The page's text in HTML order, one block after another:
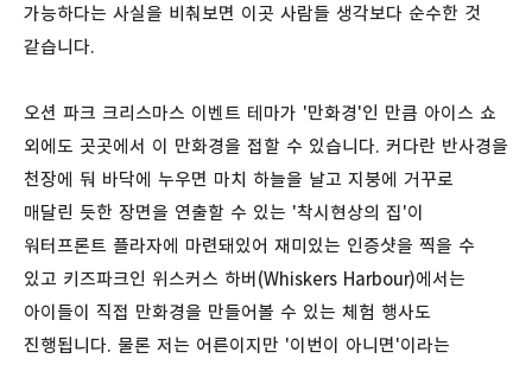
가능하다는 사실을 비춰보면 이곳 사람들 생각보다 순수한 것
같습니다.
오션 파크 크리스마스 이벤트 테마가 '만화경'인 만큼 아이스 쇼
외에도 곳곳에서 이 만화경을 접할 수 있습니다. 커다란 반사경을
천장에 둬 바닥에 누우면 마치 하늘을 날고 지붕에 거꾸로
매달린 듯한 장면을 연출할 수 있는 '착시현상의 집'이
워터프론트 플라자에 마련돼있어 재미있는 인증샷을 찍을 수
있고 키즈파크인 위스커스 하버(Whiskers Harbour)에서는
아이들이 직접 만화경을 만들어볼 수 있는 체험 행사도
진행됩니다. 물론 저는 어른이지만 '이번이 아니면'이라는